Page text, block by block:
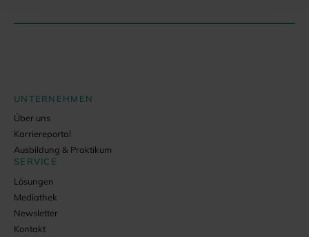
UNTERNEHMEN
Über uns
Karriereportal
Ausbildung & Praktikum
SERVICE
Lösungen
Mediathek
Newsletter
Kontakt